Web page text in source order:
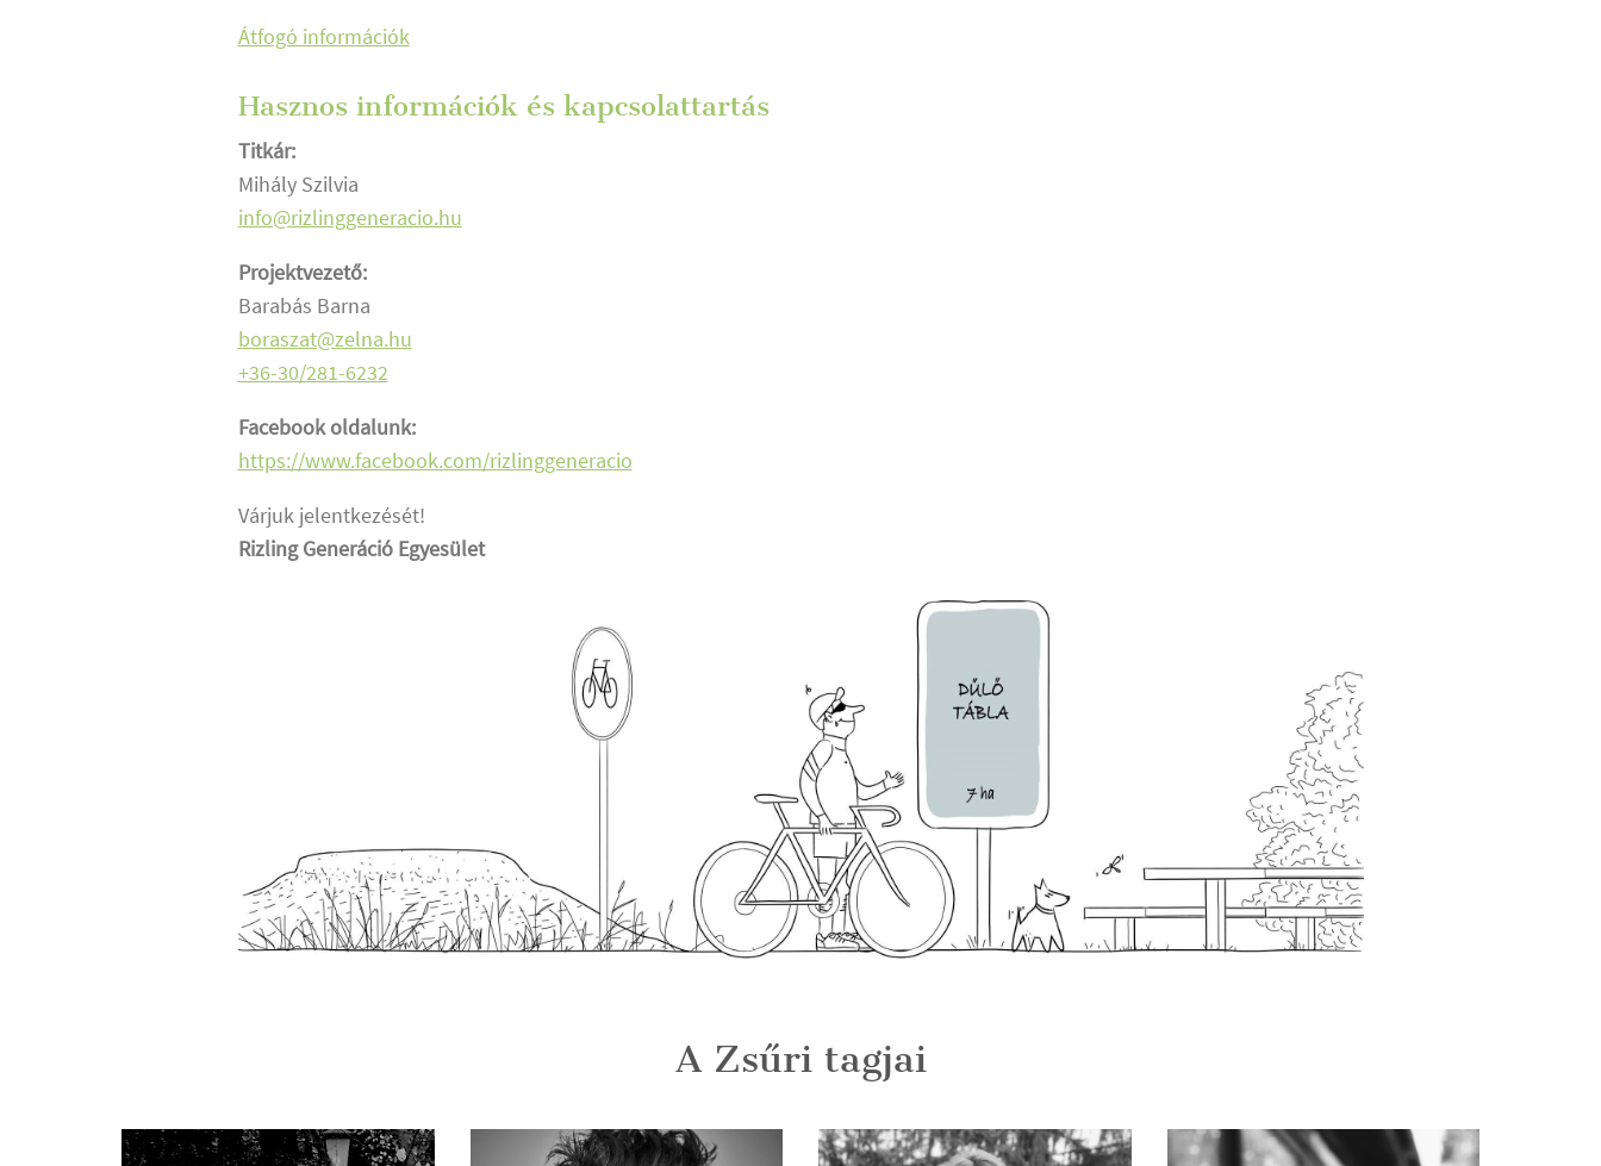
Átfogó információk
Hasznos információk és kapcsolattartás
Titkár:
Mihály Szilvia
info@rizlinggeneracio.hu
Projektvezető:
Barabás Barna
boraszat@zelna.hu
+36-30/281-6232
Facebook oldalunk:
https://www.facebook.com/rizlinggeneracio
Várjuk jelentkezését!
Rizling Generáció Egyesület
A Zsűri tagjai